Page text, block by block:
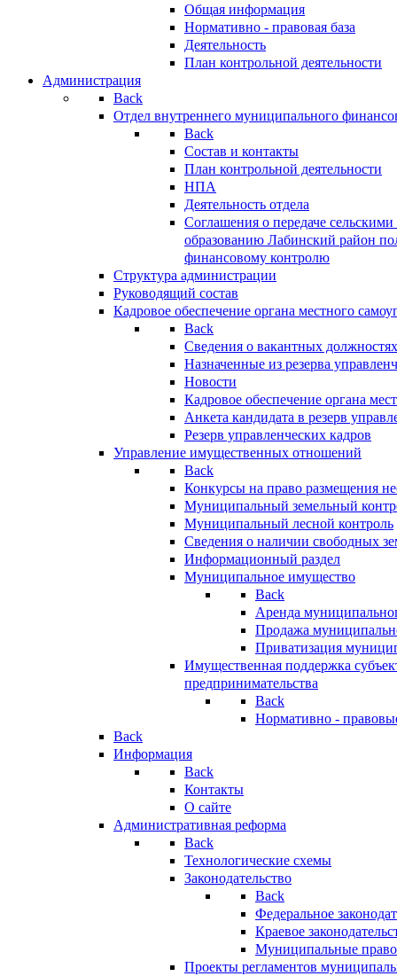
Общая информация
Нормативно - правовая база
Деятельность
План контрольной деятельности
Администрация
Back
Отдел внутреннего муниципального
Back
Состав и контакты
План контрольной деятельности
НПА
Деятельность отдела
Соглашения о передаче
образованию Лабинский район
финансовому контролю
Структура администрации
Руководящий состав
Кадровое обеспечение органа местного
Back
Сведения о вакантных
Назначенные из резерва
Новости
Кадровое обеспечение органа
Анкета кандидата в резерв
Резерв управленческих кадров
Управление имущественных отношений
Back
Конкурсы на право размещения
Муниципальный земельный
Муниципальный лесной контроль
Сведения о наличии свободных
Информационный раздел
Муниципальное имущество
Back
Аренда
Продажа
Приватизация
Имущественная поддержка
предпринимательства
Back
Нормативно -
Back
Информация
Back
Контакты
О сайте
Административная реформа
Back
Технологические схемы
Законодательство
Back
Федеральное
Краевое
Муниципальные
Проекты регламентов